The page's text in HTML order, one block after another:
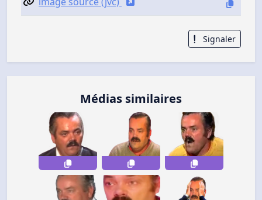
Signaler
Médias similaires